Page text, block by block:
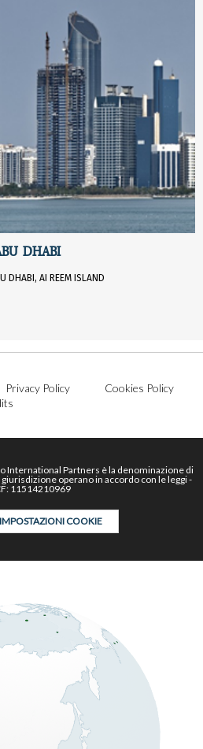
DHABI
DHABI, AI REEM ISLAND
Privacy Policy
Cookies Policy
International Partners è la denominazione di
operano in accordo con le leggi -
11514210969
COOKIE